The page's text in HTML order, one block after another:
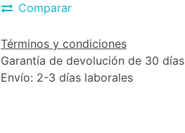
Comparar
Términos y condiciones
Garantía de devolución de 30 días
Envío: 2-3 días laborales